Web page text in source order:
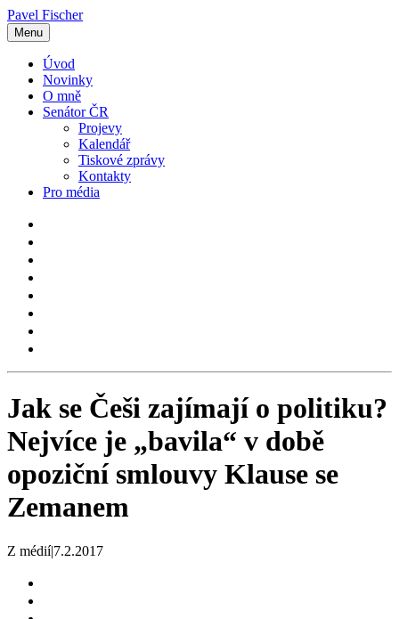
Pavel Fischer
Menu
Úvod
Novinky
O mně
Senátor ČR
Projevy
Kalendář
Tiskové zprávy
Kontakty
Pro média
Jak se Češi zajímají o politiku?
Nejvíce je „bavila“ v době
opoziční smlouvy Klause se
Zemanem
Z médií|7.2.2017